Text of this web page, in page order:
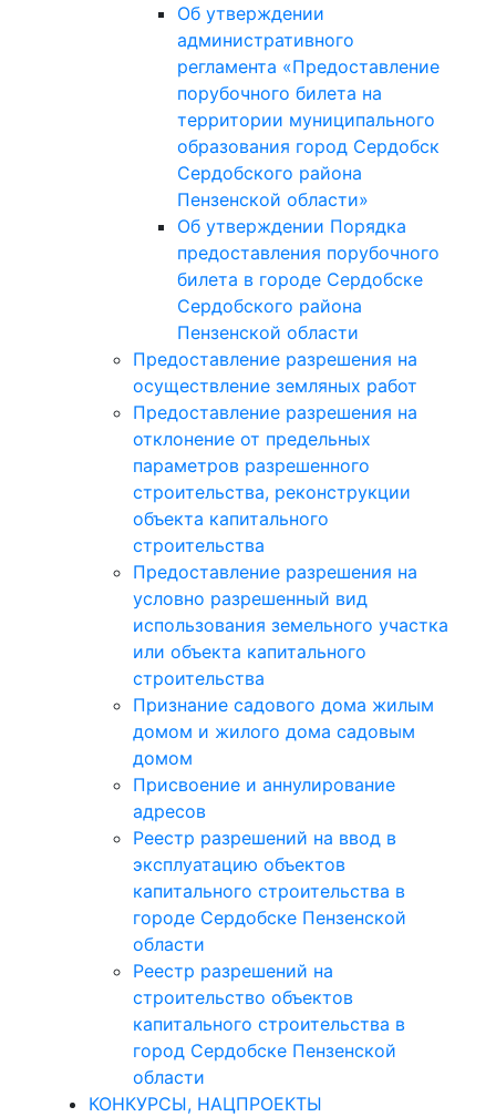
Об утверждении
административного
регламента «Предоставление
порубочного билета на
территории муниципального
образования город Сердобск
Сердобского района
Пензенской области»
Об утверждении Порядка
предоставления порубочного
билета в городе Сердобске
Сердобского района
Пензенской области
Предоставление разрешения на
осуществление земляных работ
Предоставление разрешения на
отклонение от предельных
параметров разрешенного
строительства, реконструкции
объекта капитального
строительства
Предоставление разрешения на
условно разрешенный вид
использования земельного участка
или объекта капитального
строительства
Признание садового дома жилым
домом и жилого дома садовым
домом
Присвоение и аннулирование
адресов
Реестр разрешений на ввод в
эксплуатацию объектов
капитального строительства в
городе Сердобске Пензенской
области
Реестр разрешений на
строительство объектов
капитального строительства в
город Сердобске Пензенской
области
КОНКУРСЫ, НАЦПРОЕКТЫ